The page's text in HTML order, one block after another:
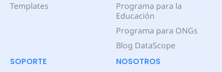
Templates
Programa para la
Educación
Programa para ONGs
Blog DataScope
SOPORTE NOSOTROS